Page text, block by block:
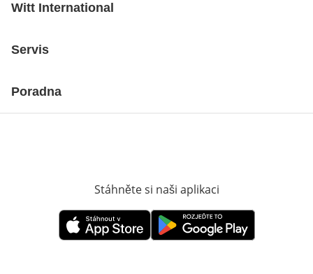
Witt International
Servis
Poradna
Stáhněte si naši aplikaci
Otevře v novém okněOtevře v novém okně